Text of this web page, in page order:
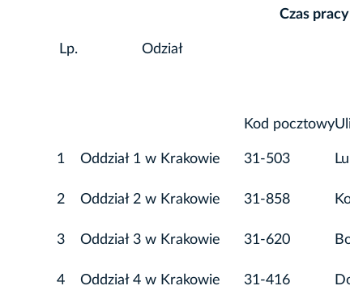
Czas
Lp. Odział
Kod pocztowy
1 Oddział 1 w Krakowie 31-503
2 Oddział 2 w Krakowie 31-858
3 Oddział 3 w Krakowie 31-620
4 Oddział 4 w Krakowie 31-416